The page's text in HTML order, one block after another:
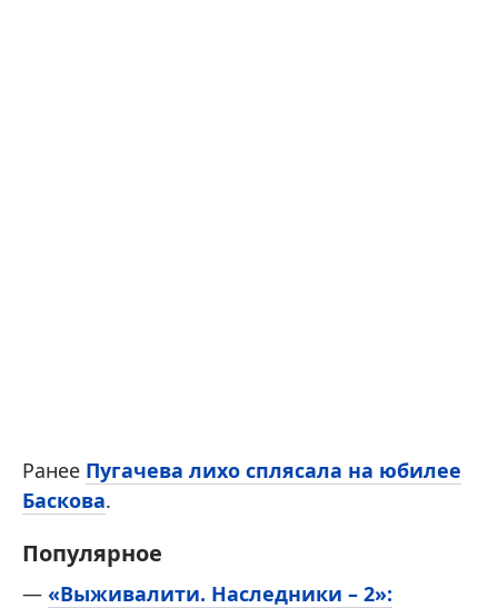
Ранее Пугачева лихо сплясала на юбилее
Баскова.
Популярное
— «Выживалити. Наследники – 2»: